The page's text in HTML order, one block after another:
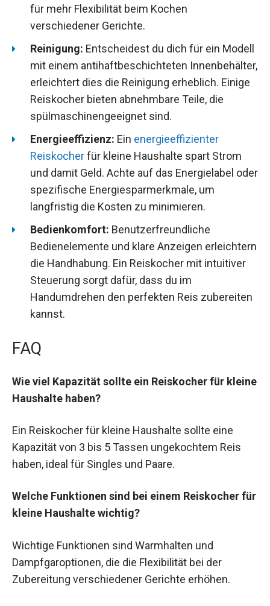
für mehr Flexibilität beim Kochen
verschiedener Gerichte.
Reinigung: Entscheidest du dich für ein Modell
mit einem antihaftbeschichteten Innenbehälter,
erleichtert dies die Reinigung erheblich. Einige
Reiskocher bieten abnehmbare Teile, die
spülmaschinengeeignet sind.
Energieeffizienz: Ein energieeffizienter
Reiskocherfür kleine Haushalte spart Strom
und damit Geld. Achte auf das Energielabel oder
spezifische Energiesparmerkmale, um
langfristig die Kosten zu minimieren.
Bedienkomfort: Benutzerfreundliche
Bedienelemente und klare Anzeigen erleichtern
die Handhabung. Ein Reiskocher mit intuitiver
Steuerung sorgt dafür, dass du im
Handumdrehen den perfekten Reis zubereiten
kannst.
FAQ
Wie viel Kapazität sollte ein Reiskocher für kleine
Haushalte haben?
Ein Reiskocher für kleine Haushalte sollte eine
Kapazität von 3 bis 5 Tassen ungekochtem Reis
haben, ideal für Singles und Paare.
Welche Funktionen sind bei einem Reiskocher für
kleine Haushalte wichtig?
Wichtige Funktionen sind Warmhalten und
Dampfgaroptionen, die die Flexibilität bei der
Zubereitung verschiedener Gerichte erhöhen.